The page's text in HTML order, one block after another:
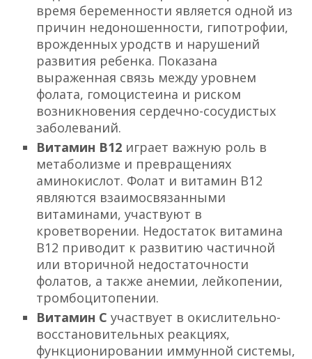
время беременности является одной из
причин недоношенности, гипотрофии,
врожденных уродств и нарушений
развития ребенка. Показана
выраженная связь между уровнем
фолата, гомоцистеина и риском
возникновения сердечно-сосудистых
заболеваний.
Витамин В12 играет важную роль в
метаболизме и превращениях
аминокислот. Фолат и витамин В12
являются взаимосвязанными
витаминами, участвуют в
кроветворении. Недостаток витамина
В12 приводит к развитию частичной
или вторичной недостаточности
фолатов, а также анемии, лейкопении,
тромбоцитопении.
Витамин Сучаствует в окислительно-
восстановительных реакциях,
функционировании иммунной системы,